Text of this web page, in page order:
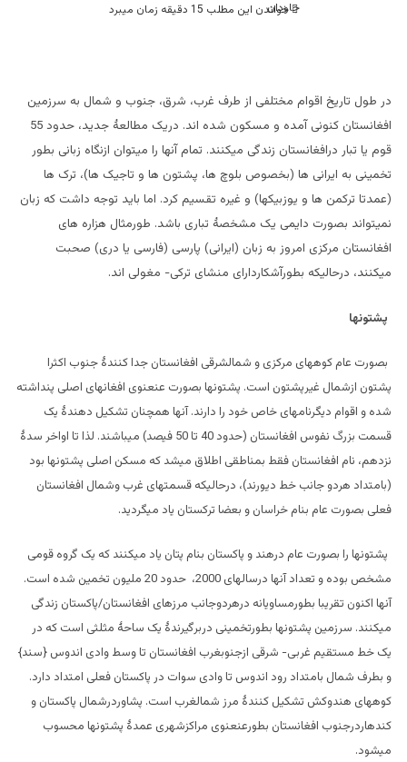
خواندن این مطلب 15 دقیقه زمان میبرد
در طول تاریخ اقوام مختلفی از طرف غرب، شرق، جنوب و شمال به سرزمین
افغانستان کنونی آمده و مسکون شده اند. دریک مطالعۀ جدید، حدود 55
قوم یا تبار درافغانستان زندگی میکنند. تمام آنها را میتوان ازنگاه زبانی بطور
تخمینی به ایرانی ها (بخصوص بلوچ ها، پشتون ها و تاجیک ها)، ترک ها
(عمدتا ترکمن ها و یوزبیکها) و غیره تقسیم کرد. اما باید توجه داشت که زبان
نمیتواند بصورت دایمی یک مشخصۀ تباری باشد. طورمثال هزاره های
افغانستان مرکزی امروز به زبان (ایرانی) پارسی (فارسی یا دری) صحبت
میکنند، درحالیکه بطورآشکاردارای منشای ترکی- مغولی اند.
پشتونها
بصورت عام کوههای مرکزی و شمالشرقی افغانستان جدا کنندۀ جنوب اکثرا
پشتون ازشمال غیرپشتون است. پشتونها بصورت عنعنوی افغانهای اصلی پنداشته
شده و اقوام دیگرنامهای خاص خود را دارند. آنها همچنان تشکیل دهندۀ یک
قسمت بزرگ نفوس افغانستان (حدود 40 تا 50 فیصد) میباشند. لذا تا اواخر سدۀ
نزدهم، نام افغانستان فقط بمناطقی اطلاق میشد که مسکن اصلی پشتونها بود
(بامتداد هردو جانب خط دیورند)، درحالیکه قسمتهای غرب وشمال افغانستان
فعلی بصورت عام بنام خراسان و بعضا ترکستان یاد میگردید.
پشتونها را بصورت عام درهند و پاکستان بنام پتان یاد میکنند که یک گروه قومی
مشخص بوده و تعداد آنها درسالهای 2000، حدود 20 ملیون تخمین شده است.
آنها اکنون تقریبا بطورمساویانه درهردوجانب مرزهای افغانستان/پاکستان زندگی
میکنند. سرزمین پشتونها بطورتخمینی دربرگیرندۀ یک ساحۀ مثلثی است که در
یک خط مستقیم غربی- شرقی ازجنوبغرب افغانستان تا وسط وادی اندوس {سند}
و بطرف شمال بامتداد رود اندوس تا وادی سوات در پاکستان فعلی امتداد دارد.
کوههای هندوکش تشکیل کنندۀ مرز شمالغرب است. پشاوردرشمال پاکستان و
کندهاردرجنوب افغانستان بطورعنعنوی مراکزشهری عمدۀ پشتونها محسوب
میشود.